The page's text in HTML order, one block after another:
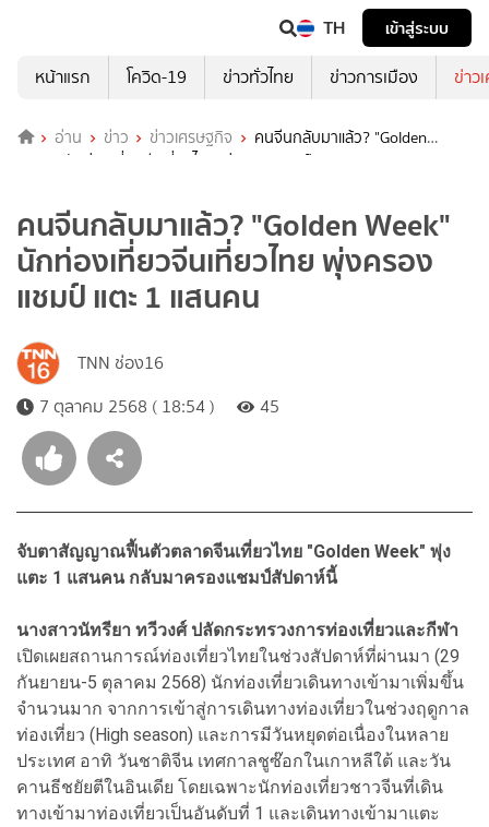
TH
เข้าสู่ระบบ
หน้าแรก
โควิด-19 ข่าวทั่วไทย ข่าวการเมือง ข่าว
อ่าน ข่าว ข่าวเศรษฐกิจ
คนจีนกลับมาแล้ว? "Golden
Week" นักท่องเที่ยวจีนเที่ยวไทย พุ่งครองแชมป์ แตะ 1 แสนคน
คนจีนกลับมาแล้ว? "Golden Week"
นักท่องเที่ยวจีนเที่ยวไทย พุ่งครอง
แชมป์ แตะ 1 แสนคน
TNN ช่อง16
7 ตุลาคม 2568 ( 18:54 )
45
จับตาสัญญาณฟื้นตัวตลาดจีนเที่ยวไทย "Golden Week" พุ่ง
แตะ 1 แสนคน กลับมาครองแชมป์สัปดาห์นี้
นางสาวนัทรียา ทวีวงศ์ ปลัดกระทรวงการท่องเที่ยวและกีฬา
เปิดเผยสถานการณ์ท่องเที่ยวไทยในช่วงสัปดาห์ที่ผ่านมา (29
กันยายน-5 ตุลาคม 2568) นักท่องเที่ยวเดินทางเข้ามาเพิ่มขึ้น
จำนวนมาก จากการเข้าสู่การเดินทางท่องเที่ยวในช่วงฤดูกาล
ท่องเที่ยว (High season) และการมีวันหยุดต่อเนื่องในหลาย
ประเทศ อาทิ วันชาติจีน เทศกาลชูซ๊อกในเกาหลีใต้ และวัน
คานธีชยัยตีในอินเดีย โดยเฉพาะนักท่องเที่ยวชาวจีนที่เดิน
ทางเข้ามาท่องเที่ยวเป็นอันดับที่ 1 และเดินทางเข้ามาแตะ